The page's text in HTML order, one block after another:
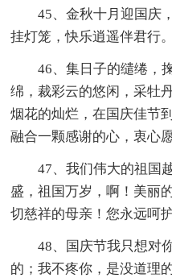
45、金秋十月迎国庆
挂灯笼，快乐逍遥伴君行。
46、集日子的缱绻，
绵，裁彩云的悠闲，采牡
烟花的灿烂，在国庆佳节
融合一颗感谢的心，衷心
47、我们伟大的祖国
盛，祖国万岁，啊！美丽
切慈祥的母亲！您永远呵
48、国庆节我只想对
的；我不疼你，是没道理